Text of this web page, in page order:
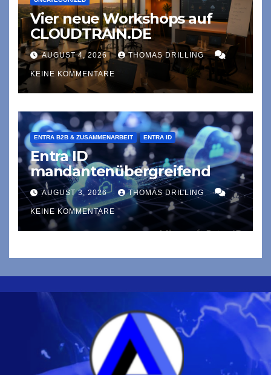
Vier neue Workshops auf
CLOUDTRAIN.DE
AUGUST 4, 2026 THOMAS DRILLING
KEINE KOMMENTARE
ENTRA B2B & ZUSAMMENARBEIT ENTRA ID
Entra ID
mandantenübergreifend
AUGUST 3, 2026 THOMAS DRILLING
KEINE KOMMENTARE